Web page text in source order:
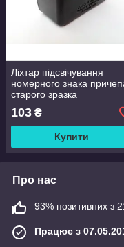
Ліхтар підсвічування
номерного знака
старого зразка
103 ₴
Купити
Про нас
93% позитивних з
Працює з